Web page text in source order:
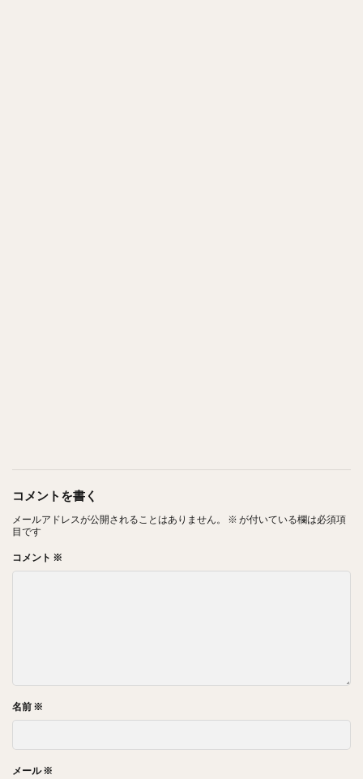
コメントを書く
メールアドレスが公開されることはありません。 ※ が付いている欄は必須項
目です
コメント ※
名前 ※
メール※